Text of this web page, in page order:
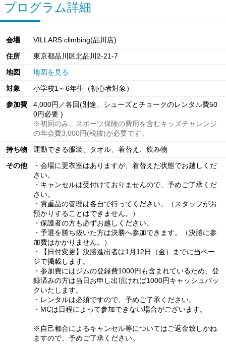
プログラム詳細
会場
VILLARS climbing(品川店)
住所
東京都品川区北品川2-21-7
地図
地図を見る
対象
小学校1～6年生（初心者対象）
参加費
4,000円／各回(別途、シューズとチョークのレンタル費50
0円必要 )
※初回のみ、スポーツ保険の費用を含むキッズチャレンジ
の年会費3,000円(税抜)が必要です。
持ち物
運動できる服装、タオル、着替え、飲み物
その他
・会場に更衣室はありますが、着替えた状態でお越しくだ
さい。
・キャンセルは受付けておりませんので、予めご了承くだ
さい。
・貴重品の管理は各自で行ってください。（スタッフがお
預かりすることはできません。）
・保護者の方も必ずお越しください。
・予選を勝ち抜いた方は決勝へ参加できます。（決勝に参
加費はかかりません。）
・【日付変更】決勝進出者は1月12日（金）までに当ペー
ジで掲載します。
・参加費にはジムの登録費1000円も含まれているため、登
録済みの方は当日お申し出頂ければ1000円キャッシュバッ
クいたします。
・レンタルは必須ですので、予めご了承ください。
・MCは日程によって参加できない場合がございます。
※自己都合によるキャンセル等についてはご返金致しかね
ますので、予めご了承ください。